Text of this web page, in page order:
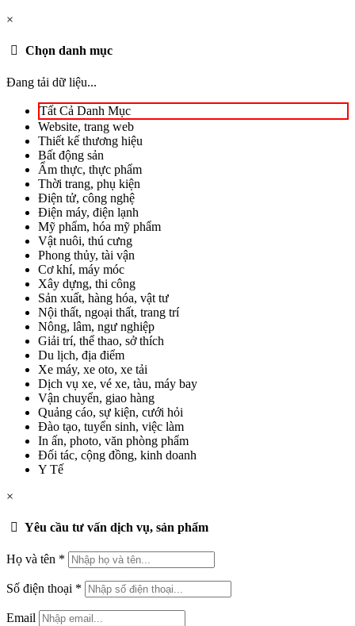
×
Chọn danh mục
Đang tải dữ liệu...
Tất Cả Danh Mục
Website, trang web
Thiết kế thương hiệu
Bất động sản
Ẩm thực, thực phẩm
Thời trang, phụ kiện
Điện tử, công nghệ
Điện máy, điện lạnh
Mỹ phẩm, hóa mỹ phẩm
Vật nuôi, thú cưng
Phong thủy, tài vận
Cơ khí, máy móc
Xây dựng, thi công
Sản xuất, hàng hóa, vật tư
Nội thất, ngoại thất, trang trí
Nông, lâm, ngư nghiệp
Giải trí, thể thao, sở thích
Du lịch, địa điểm
Xe máy, xe oto, xe tải
Dịch vụ xe, vé xe, tàu, máy bay
Vận chuyển, giao hàng
Quảng cáo, sự kiện, cưới hỏi
Đào tạo, tuyển sinh, việc làm
In ấn, photo, văn phòng phẩm
Đối tác, cộng đồng, kinh doanh
Y Tế
×
Yêu cầu tư vấn dịch vụ, sản phẩm
Họ và tên *
Số điện thoại *
Email